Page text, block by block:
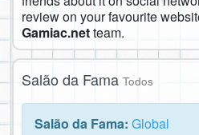
review on your favourite
Gamiac.netteam.
Salão da Fama Todos
Salão da Fama: Global